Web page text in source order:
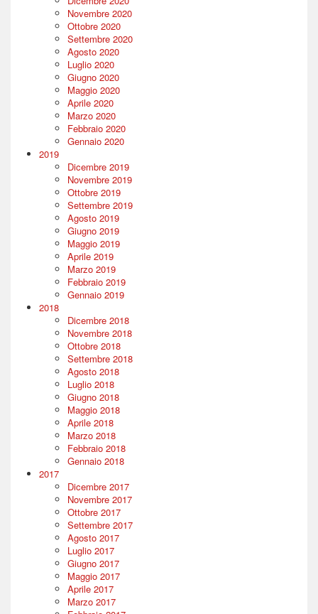
Novembre 2020
Ottobre 2020
Settembre 2020
Agosto 2020
Luglio 2020
Giugno 2020
Maggio 2020
Aprile 2020
Marzo 2020
Febbraio 2020
Gennaio 2020
2019
Dicembre 2019
Novembre 2019
Ottobre 2019
Settembre 2019
Agosto 2019
Giugno 2019
Maggio 2019
Aprile 2019
Marzo 2019
Febbraio 2019
Gennaio 2019
2018
Dicembre 2018
Novembre 2018
Ottobre 2018
Settembre 2018
Agosto 2018
Luglio 2018
Giugno 2018
Maggio 2018
Aprile 2018
Marzo 2018
Febbraio 2018
Gennaio 2018
2017
Dicembre 2017
Novembre 2017
Ottobre 2017
Settembre 2017
Agosto 2017
Luglio 2017
Giugno 2017
Maggio 2017
Aprile 2017
Marzo 2017